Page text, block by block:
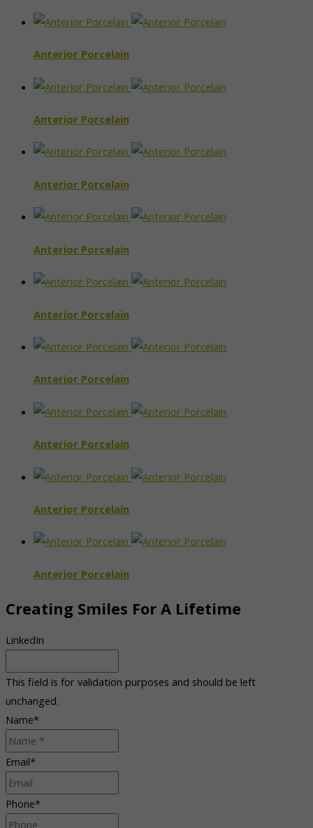
Anterior Porcelain
Anterior Porcelain
Anterior Porcelain
Anterior Porcelain
Anterior Porcelain
Anterior Porcelain
Anterior Porcelain
Anterior Porcelain
Anterior Porcelain
Creating Smiles For A Lifetime
LinkedIn
This field is for validation purposes and should be left
unchanged.
Name*
Email*
Phone*